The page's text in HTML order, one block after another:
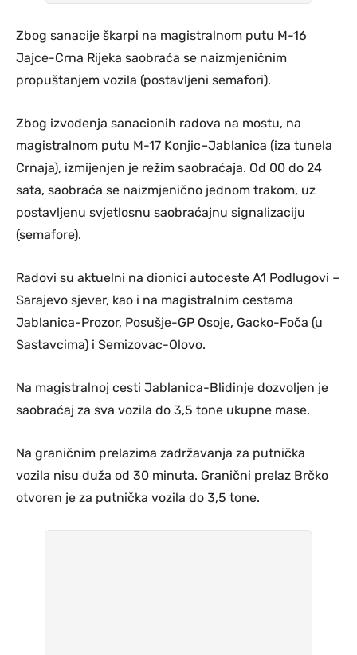
Zbog sanacije škarpi na magistralnom putu M-16
Jajce-Crna Rijeka saobraća se naizmjeničnim
propuštanjem vozila (postavljeni semafori).
Zbog izvođenja sanacionih radova na mostu, na
magistralnom putu M-17 Konjic–Jablanica (iza tunela
Crnaja), izmijenjen je režim saobraćaja. Od 00 do 24
sata, saobraća se naizmjenično jednom trakom, uz
postavljenu svjetlosnu saobraćajnu signalizaciju
(semafore).
Radovi su aktuelni na dionici autoceste A1 Podlugovi –
Sarajevo sjever, kao i na magistralnim cestama
Jablanica-Prozor, Posušje-GP Osoje, Gacko-Foča (u
Sastavcima) i Semizovac-Olovo.
Na magistralnoj cesti Jablanica-Blidinje dozvoljen je
saobraćaj za sva vozila do 3,5 tone ukupne mase.
Na graničnim prelazima zadržavanja za putnička
vozila nisu duža od 30 minuta. Granični prelaz Brčko
otvoren je za putnička vozila do 3,5 tone.